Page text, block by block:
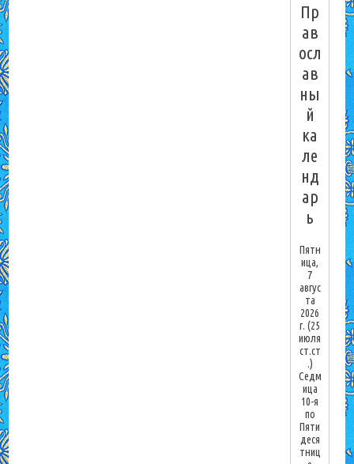
Пр
ав
осл
ав
ны
й
ка
ле
нд
ар
ь
Пятн
ица,
7
авгус
та
2026
г.(25
июля
ст.ст
.)
Седм
ица
10-я
по
Пяти
деся
тниц